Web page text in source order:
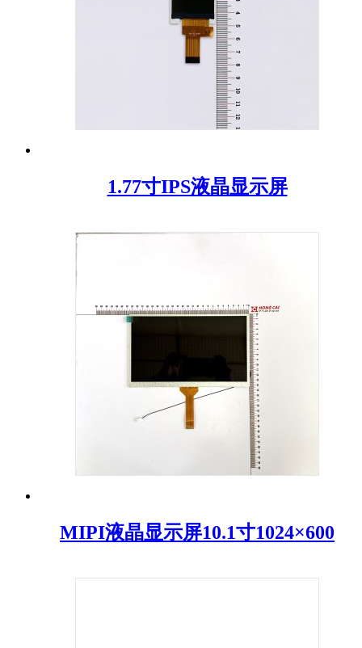
1.77寸IPS液晶显示屏
MIPI液晶显示屏10.1寸1024×600